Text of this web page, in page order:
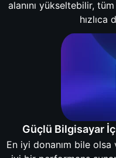
alanını yükseltebilir,
hızlıca
Güçlü Bilgisayar
En iyi donanım bile